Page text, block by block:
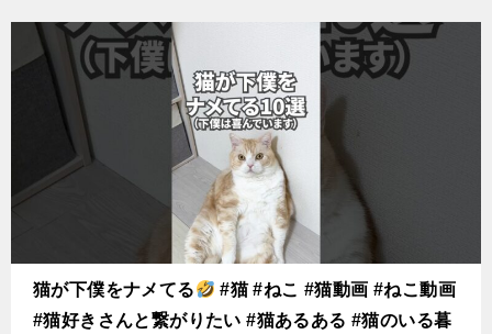
猫が下僕をナメてる
#猫 #ねこ #猫動画 #ねこ動画
#猫好きさんと繋がりたい #猫あるある #猫のいる暮